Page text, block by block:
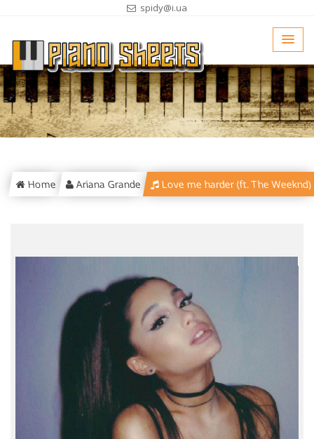
spidy@i.ua
Home Ariana Grande Love me harder (ft. The Weeknd)